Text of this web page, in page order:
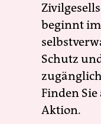
beginnt
Schutz
Finden
Aktion.